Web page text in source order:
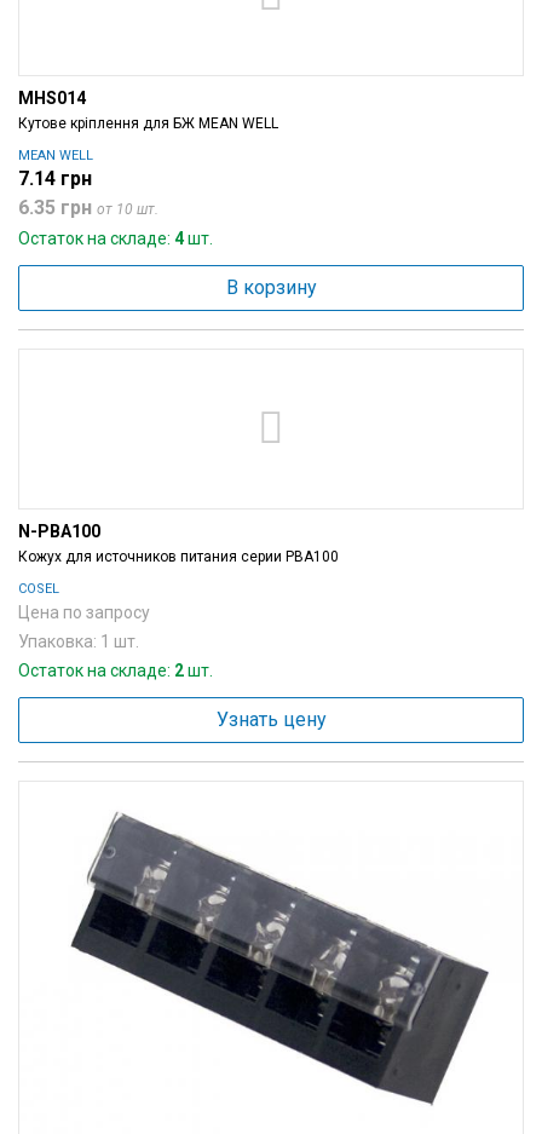
MHS014
Кутове кріплення для БЖ MEAN WELL
MEAN WELL
7.14 грн
6.35 грн от 10 шт.
Остаток на складе: 4шт.
В корзину
N-PBA100
Кожух для источников питания серии PBA100
COSEL
Цена по запросу
Упаковка: 1 шт.
Остаток на складе: 2шт.
Узнать цену